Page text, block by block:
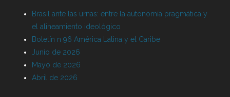
Brasil ante las urnas: entre la autonomía pragmática y
el alineamiento ideológico
Boletín n 96 América Latina y el Caribe
Junio de 2026
Mayo de 2026
Abril de 2026